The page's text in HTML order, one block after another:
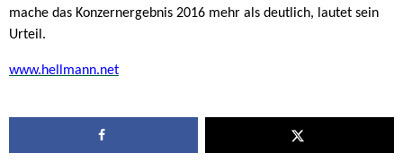
mache das Konzernergebnis 2016 mehr als deutlich, lautet sein
Urteil.
www.hellmann.net